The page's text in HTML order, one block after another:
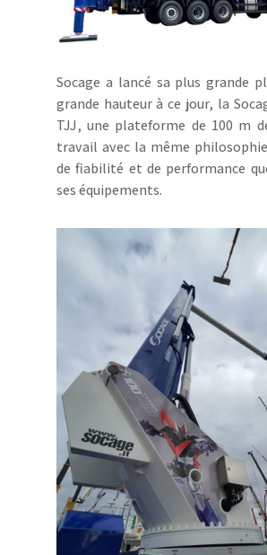
Socage a lancé sa plus grande
grande hauteur à ce jour, la
TJJ, une plateforme de 100 m
travail avec la même
de fiabilité et de performance
ses équipements.